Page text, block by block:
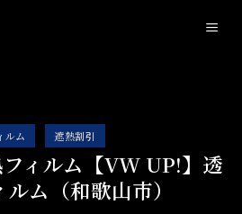
ルム 遮熱割引
ィルム【VW UP!】透
ム（和歌山市）